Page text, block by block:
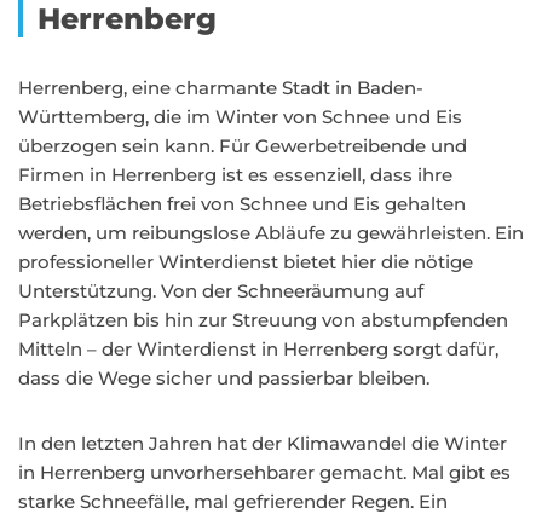
Herrenberg
Herrenberg, eine charmante Stadt in Baden-
Württemberg, die im Winter von Schnee und Eis
überzogen sein kann. Für Gewerbetreibende und
Firmen in Herrenberg ist es essenziell, dass ihre
Betriebsflächen frei von Schnee und Eis gehalten
werden, um reibungslose Abläufe zu gewährleisten. Ein
professioneller Winterdienst bietet hier die nötige
Unterstützung. Von der Schneeräumung auf
Parkplätzen bis hin zur Streuung von abstumpfenden
Mitteln – der Winterdienst in Herrenberg sorgt dafür,
dass die Wege sicher und passierbar bleiben.
In den letzten Jahren hat der Klimawandel die Winter
in Herrenberg unvorhersehbarer gemacht. Mal gibt es
starke Schneefälle, mal gefrierender Regen. Ein